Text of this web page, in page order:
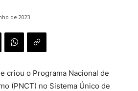
de 2023
criou o Programa Nacional de
(PNCT) no Sistema Único de